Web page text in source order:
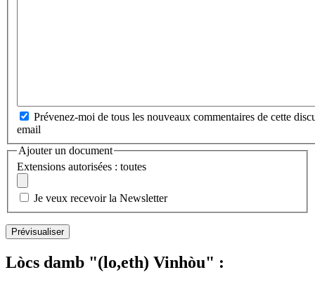
Prévenez-moi de tous les nouveaux commentaires de cette
email
Ajouter un document
Extensions autorisées : toutes
Je veux recevoir la Newsletter
Lòcs damb "(lo,eth) Vinhòu" :